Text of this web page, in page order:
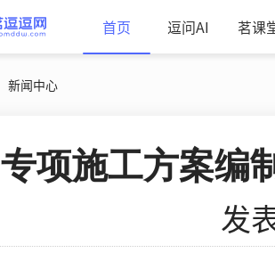
首页 逗问AI 茗课
新闻中心
专项施工方案编
发